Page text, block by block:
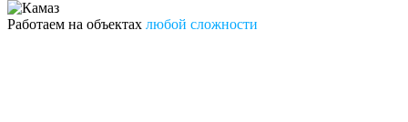
Работаем на объектах любой сложности